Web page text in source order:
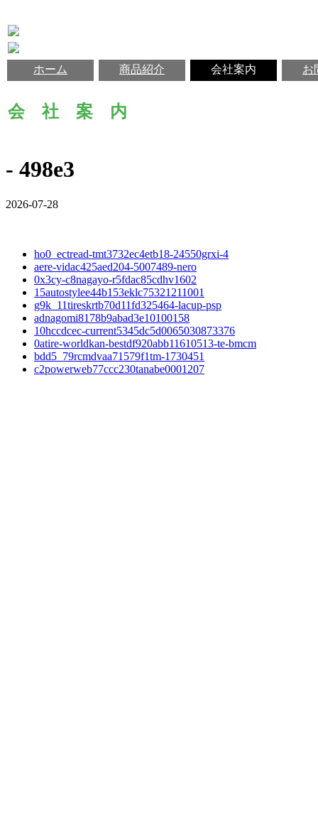
ホーム 商品紹介 会社案内 お
会 社 案 内
- 498e3
2026-07-28
ho0_ectread-tmt3732ec4etb18-24550grxi-4
aere-vidac425aed204-5007489-nero
0x3cy-c8nagayo-r5fdac85cdhv1602
15autostylee44b153eklc75321211001
g9k_11tireskrtb70d11fd325464-lacup-psp
adnagomi8178b9abad3e10100158
10hccdcec-current5345dc5d0065030873376
0atire-worldkan-bestdf920abb11610513-te-bmcm
bdd5_79rcmdvaa71579f1tm-1730451
c2powerweb77ccc230tanabe0001207